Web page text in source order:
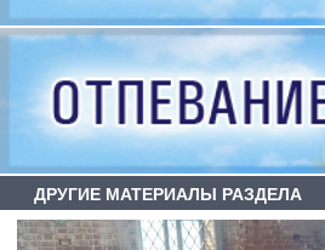
ДРУГИЕ МАТЕРИАЛЫ РАЗДЕЛА